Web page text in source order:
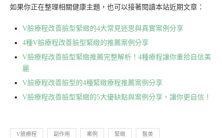
如果你正在整理相關健康主題，也可以接著閱讀本站近期文章：
V臉療程改善臉型緊緻的4大常見迷思與真實案例分享
4種V臉療程改善臉型緊緻的推薦案例分享
V臉療程改善臉型緊緻推薦完整解析！4種療程讓你重拾自信美
麗
V臉療程改善臉型的4種緊緻療程推薦案例分享
V臉療程改善臉型緊緻的5大優缺點與案例分享，讓你更自信！
V臉療程 副作用 案例 緊緻 醫美